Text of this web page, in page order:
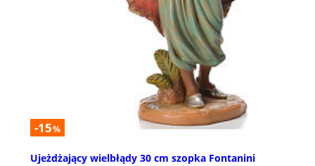
-15%
Ujeżdżający wielbłądy 30 cm szopka Fontanini